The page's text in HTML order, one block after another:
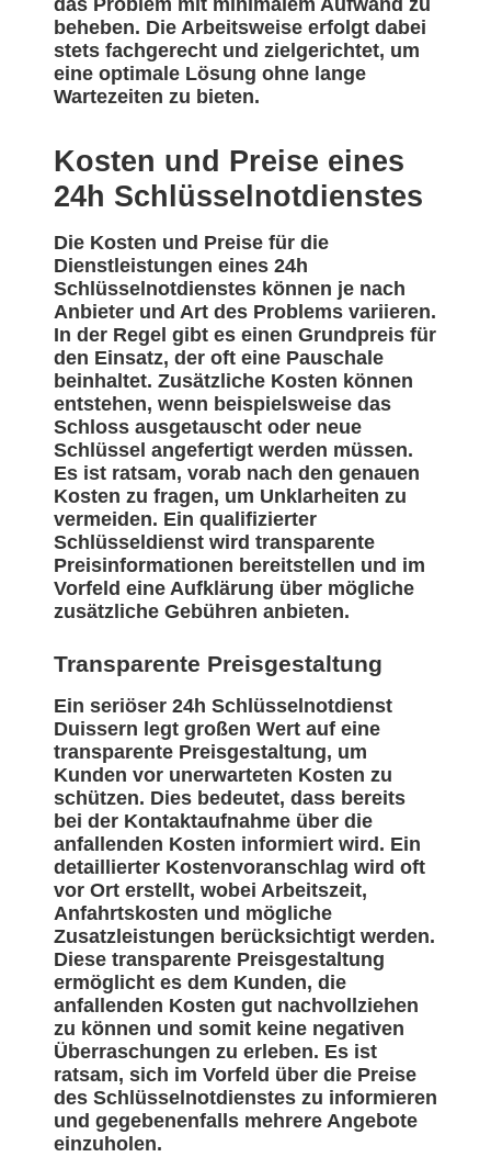
das Problem mit minimalem Aufwand zu
beheben. Die Arbeitsweise erfolgt dabei
stets fachgerecht und zielgerichtet, um
eine optimale Lösung ohne lange
Wartezeiten zu bieten.
Kosten und Preise eines
24h Schlüsselnotdienstes
Die Kosten und Preise für die
Dienstleistungen eines 24h
Schlüsselnotdienstes können je nach
Anbieter und Art des Problems variieren.
In der Regel gibt es einen Grundpreis für
den Einsatz, der oft eine Pauschale
beinhaltet. Zusätzliche Kosten können
entstehen, wenn beispielsweise das
Schloss ausgetauscht oder neue
Schlüssel angefertigt werden müssen.
Es ist ratsam, vorab nach den genauen
Kosten zu fragen, um Unklarheiten zu
vermeiden. Ein qualifizierter
Schlüsseldienst wird transparente
Preisinformationen bereitstellen und im
Vorfeld eine Aufklärung über mögliche
zusätzliche Gebühren anbieten.
Transparente Preisgestaltung
Ein seriöser 24h Schlüsselnotdienst
Duissern legt großen Wert auf eine
transparente Preisgestaltung, um
Kunden vor unerwarteten Kosten zu
schützen. Dies bedeutet, dass bereits
bei der Kontaktaufnahme über die
anfallenden Kosten informiert wird. Ein
detaillierter Kostenvoranschlag wird oft
vor Ort erstellt, wobei Arbeitszeit,
Anfahrtskosten und mögliche
Zusatzleistungen berücksichtigt werden.
Diese transparente Preisgestaltung
ermöglicht es dem Kunden, die
anfallenden Kosten gut nachvollziehen
zu können und somit keine negativen
Überraschungen zu erleben. Es ist
ratsam, sich im Vorfeld über die Preise
des Schlüsselnotdienstes zu informieren
und gegebenenfalls mehrere Angebote
einzuholen.